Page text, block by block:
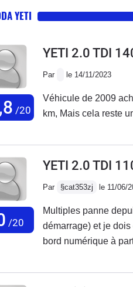
YETI
/20
YETI 2.0 TDI
Par le 14/11/2023
Véhicule de 2009 acheté
km, Mais cela reste
/20
YETI 2.0 TDI
Par §cat353zj le 11/06/
Multiples panne
démarrage) et je
bord numérique à
pannes , en fait ne